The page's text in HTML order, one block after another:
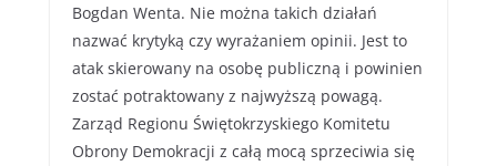
Bogdan Wenta. Nie można takich działań
nazwać krytyką czy wyrażaniem opinii. Jest to
atak skierowany na osobę publiczną i powinien
zostać potraktowany z najwyższą powagą.
Zarząd Regionu Świętokrzyskiego Komitetu
Obrony Demokracji z całą mocą sprzeciwia się